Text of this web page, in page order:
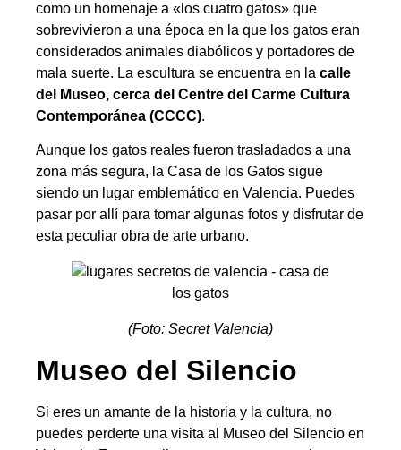
como un homenaje a «los cuatro gatos» que
sobrevivieron a una época en la que los gatos eran
considerados animales diabólicos y portadores de
mala suerte. La escultura se encuentra en la calle
del Museo, cerca del Centre del Carme Cultura
Contemporánea (CCCC).
Aunque los gatos reales fueron trasladados a una
zona más segura, la Casa de los Gatos sigue
siendo un lugar emblemático en Valencia. Puedes
pasar por allí para tomar algunas fotos y disfrutar de
esta peculiar obra de arte urbano.
(Foto: Secret Valencia)
Museo del Silencio
Si eres un amante de la historia y la cultura, no
puedes perderte una visita al Museo del Silencio en